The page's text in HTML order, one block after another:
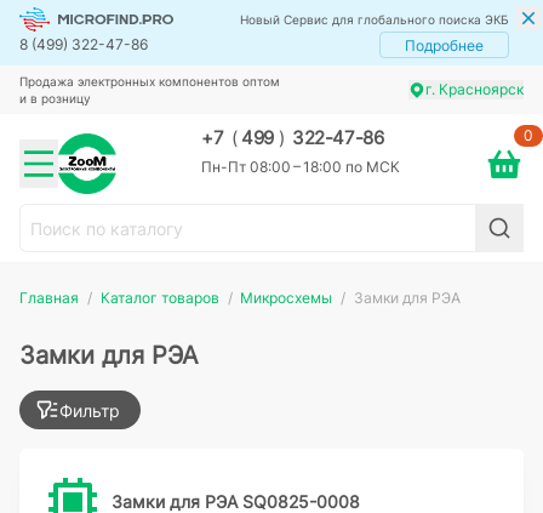
Новый Сервис для глобального поиска ЭКБ
8 (499) 322-47-86 Подробнее
Продажа электронных компонентов оптом
и в розницу
г. Красноярск
+7 (499 ) 322-47-86
Пн-Пт 08:00 – 18:00 по МСК
0
Главная Каталог товаров Микросхемы Замки для РЭА
Замки для РЭА
Фильтр
Замки для РЭА SQ0825-0008